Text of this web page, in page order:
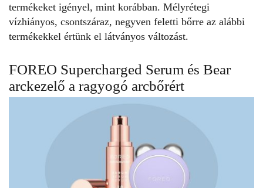
termékeket igényel, mint korábban. Mélyrétegi
vízhiányos, csontszáraz, negyven feletti bőrre az alábbi
termékekkel értünk el látványos változást.
FOREO Supercharged Serum és Bear
arckezelő a ragyogó arcbőrért